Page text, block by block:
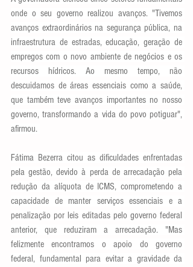
onde o seu governo realizou avanços. "Tivemos
avanços extraordinários na segurança pública, na
infraestrutura de estradas, educação, geração de
empregos com o novo ambiente de negócios e os
recursos hídricos. Ao mesmo tempo, não
descuidamos de áreas essenciais como a saúde,
que também teve avanços importantes no nosso
governo, transformando a vida do povo potiguar",
afirmou.
Fátima Bezerra citou as dificuldades enfrentadas
pela gestão, devido à perda de arrecadação pela
redução da alíquota de ICMS, comprometendo a
capacidade de manter serviços essenciais e a
penalização por leis editadas pelo governo federal
anterior, que reduziram a arrecadação. "Mas
felizmente encontramos o apoio do governo
federal, fundamental para evitar a gravidade da